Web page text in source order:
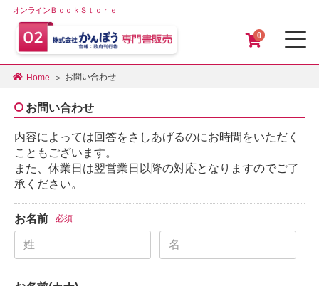
オンラインＢｏｏｋＳｔｏｒｅ
0
Home お問い合わせ
お問い合わせ
内容によっては回答をさしあげるのにお時間をいただく
こともございます。
また、休業日は翌営業日以降の対応となりますのでご了
承ください。
お名前 必須